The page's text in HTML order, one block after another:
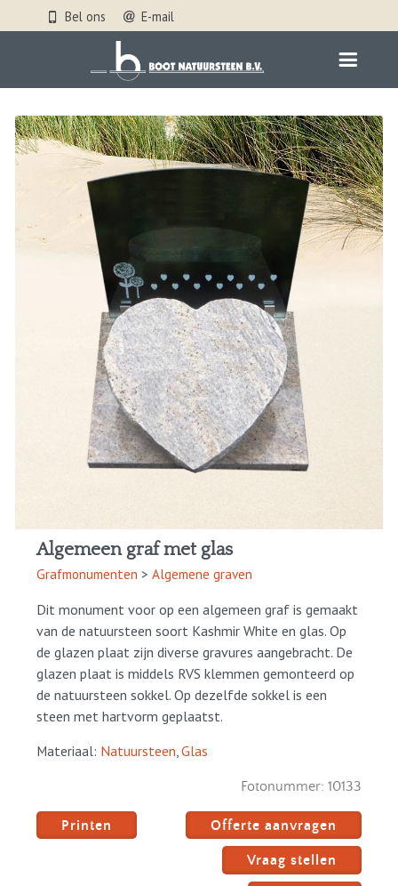
Bel ons E-mail
Algemeen graf met glas
Grafmonumenten >Algemene graven
Dit monument voor op een algemeen graf is gemaakt
van de natuursteen soort Kashmir White en glas. Op
de glazen plaat zijn diverse gravures aangebracht. De
glazen plaat is middels RVS klemmen gemonteerd op
de natuursteen sokkel. Op dezelfde sokkel is een
steen met hartvorm geplaatst.
Materiaal: Natuursteen ,Glas
Fotonummer: 10133
Offerte aanvragen
Vraag stellen
Printen